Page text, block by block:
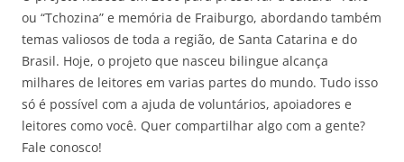
ou “Tchozina” e memória de Fraiburgo, abordando também
temas valiosos de toda a região, de Santa Catarina e do
Brasil. Hoje, o projeto que nasceu bilingue alcança
milhares de leitores em varias partes do mundo. Tudo isso
só é possível com a ajuda de voluntários, apoiadores e
leitores como você. Quer compartilhar algo com a gente?
Fale conosco!